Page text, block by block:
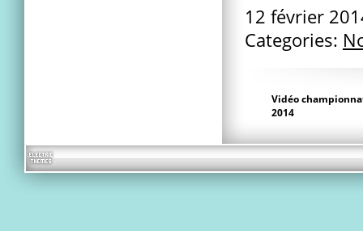
12 février
Categories:
Vidéo
2014